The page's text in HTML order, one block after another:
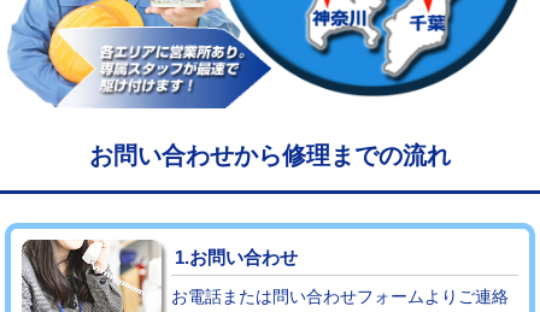
給水管工事※（ライニング鋼管・銅
管・ポリ管・HT管使用/3ｍ超え)
+8,800円
マス交換（土の掘削・埋め戻し作業） 11,000円~
マス交換（深さ50㎝未満） 55,000円
マス交換（深さ50㎝以上） 66,000円
コンクリート斫り（厚さ10㎝まで）
コンクリート斫り（厚さ10㎝超え） 38,500円
お問い合わせから修理までの流れ
1.お問い合わせ
お電話または問い合わせフォームよりご連絡